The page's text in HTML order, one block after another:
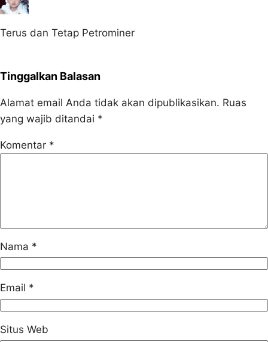
Terus dan Tetap Petrominer
Tinggalkan Balasan
Alamat email Anda tidak akan dipublikasikan. Ruas
yang wajib ditandai *
Komentar *
Nama *
Email *
Situs Web